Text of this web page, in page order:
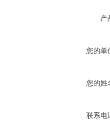
产
您的单
您的姓
联系电